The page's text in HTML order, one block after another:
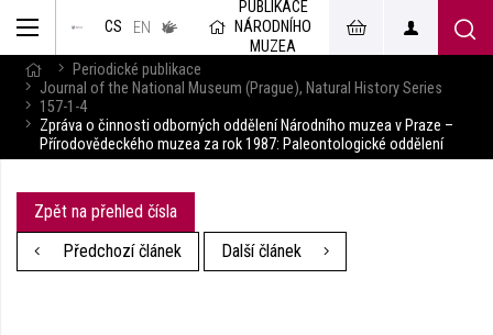
CS EN
v českém
jazyce
PUBLIKACE
NÁRODNÍHO
MUZEA
Periodické publikace
Journal of the National Museum (Prague), Natural History Series
157-1-4
Zpráva o činnosti odborných oddělení Národního muzea v Praze –
Přírodovědeckého muzea za rok 1987: Paleontologické oddělení
Zpět na přehled čísla
Předchozí článek
Další článek